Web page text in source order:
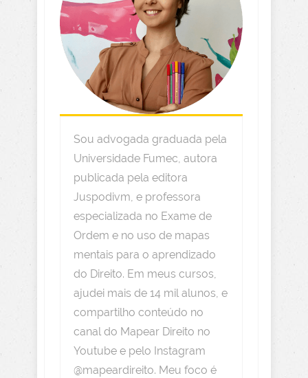
Sou advogada graduada pela
Universidade Fumec, autora
publicada pela editora
Juspodivm, e professora
especializada no Exame de
Ordem e no uso de mapas
mentais para o aprendizado
do Direito. Em meus cursos,
ajudei mais de 14 mil alunos, e
compartilho conteúdo no
canal do Mapear Direito no
Youtube e pelo Instagram
@mapeardireito. Meu foco é